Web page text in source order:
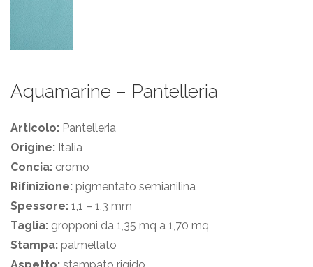
Aquamarine – Pantelleria
Articolo: Pantelleria
Origine: Italia
Concia: cromo
Rifinizione: pigmentato semianilina
Spessore: 1,1 – 1,3 mm
Taglia: gropponi da 1,35 mq a 1,70 mq
Stampa: palmellato
Aspetto: stampato rigido